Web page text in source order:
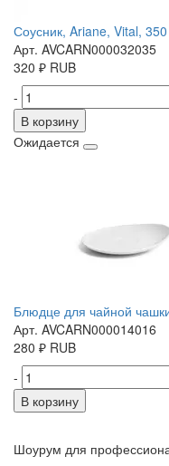
Соусник, Ariane, Vital,
Арт. AVCARN000032035
320 ₽ RUB
-
В корзину
Ожидается
Блюдце для чайной
Арт. AVCARN000014016
280 ₽ RUB
-
В корзину
Шоурум для